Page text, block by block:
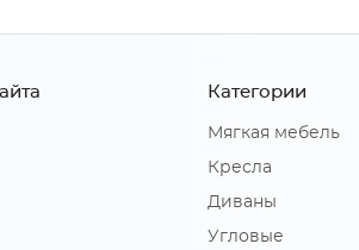
Категории
Мягкая мебель
Кресла
Диваны
Угловые